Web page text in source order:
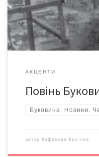
повеней завдяки гомо
А на яких […]
АКЦЕНТИ
Повінь
Буковина. Новини.
автор Кафанова Крістіна